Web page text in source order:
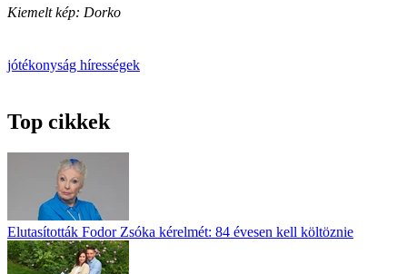
Kiemelt kép: Dorko
jótékonyság hírességek
Top cikkek
Elutasították Fodor Zsóka kérelmét: 84 évesen kell költöznie